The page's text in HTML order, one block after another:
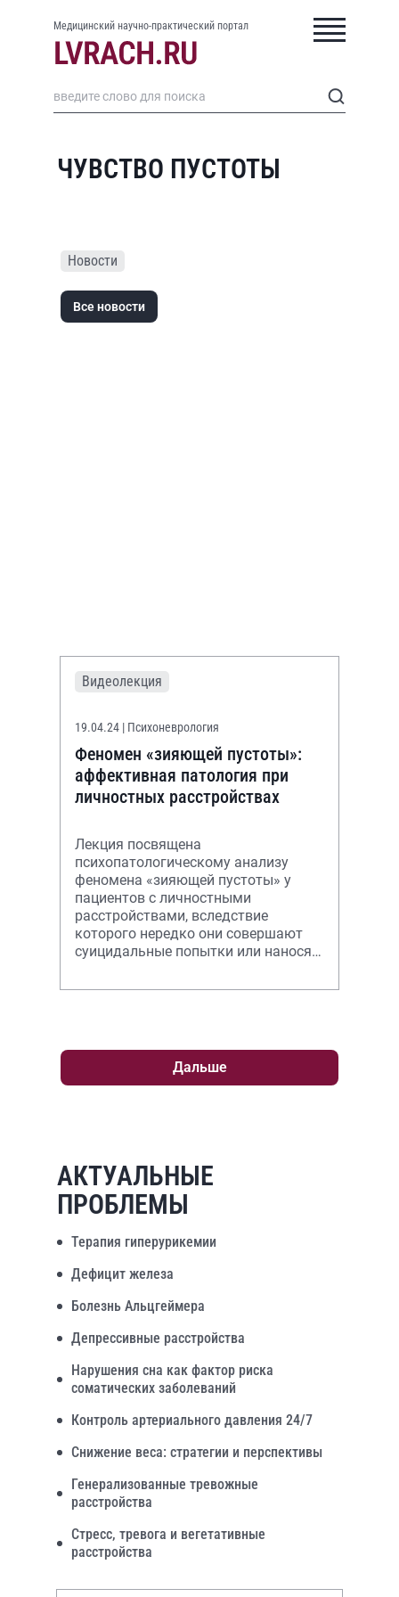
Медицинский научно-практический портал
ЧУВСТВО ПУСТОТЫ
Новости
Все новости
Видеолекция
19.04.24 | Психоневрология
Феномен «зияющей пустоты»:
аффективная патология при
личностных расстройствах
Лекция посвящена
психопатологическому анализу
феномена «зияющей пустоты» у
пациентов с личностными
расстройствами, вследствие
которого нередко они совершают
суицидальные попытки или наносят
Дальше
АКТУАЛЬНЫЕ
ПРОБЛЕМЫ
Терапия гиперурикемии
Дефицит железа
Болезнь Альцгеймера
Депрессивные расстройства
Нарушения сна как фактор риска
соматических заболеваний
Контроль артериального давления 24/7
Снижение веса: стратегии и перспективы
Генерализованные тревожные
расстройства
Стресс, тревога и вегетативные
расстройства